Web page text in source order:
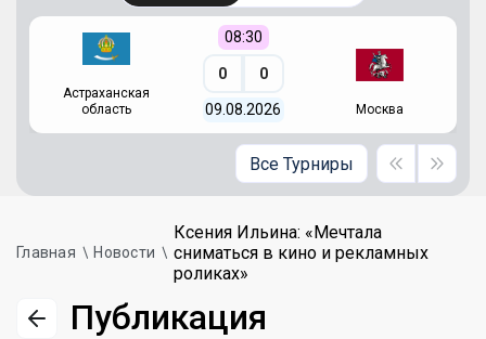
Астраханская
область
08:30
0 0
09.08.2026 Москва
Все Турниры
Главная Новости
Ксения Ильина: «Мечтала
сниматься в кино и рекламных
роликах»
Публикация